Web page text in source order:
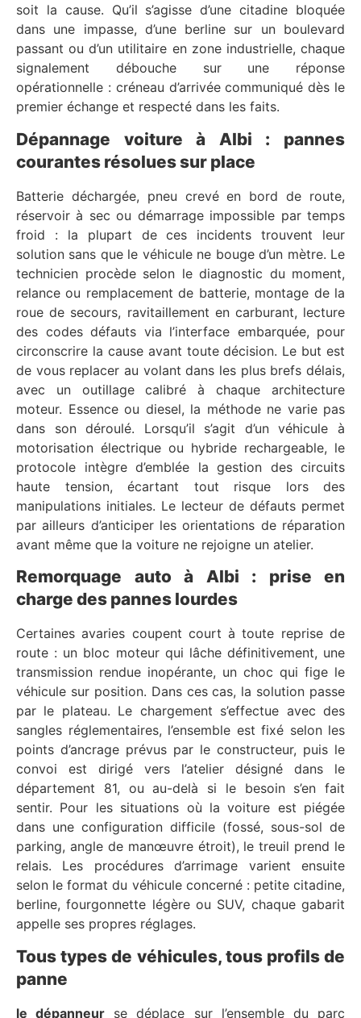
soit la cause. Qu’il s’agisse d’une citadine bloquée
dans une impasse, d’une berline sur un boulevard
passant ou d’un utilitaire en zone industrielle, chaque
signalement débouche sur une réponse
opérationnelle : créneau d’arrivée communiqué dès le
premier échange et respecté dans les faits.
Dépannage voiture à Albi : pannes
courantes résolues sur place
Batterie déchargée, pneu crevé en bord de route,
réservoir à sec ou démarrage impossible par temps
froid : la plupart de ces incidents trouvent leur
solution sans que le véhicule ne bouge d’un mètre. Le
technicien procède selon le diagnostic du moment,
relance ou remplacement de batterie, montage de la
roue de secours, ravitaillement en carburant, lecture
des codes défauts via l’interface embarquée, pour
circonscrire la cause avant toute décision. Le but est
de vous replacer au volant dans les plus brefs délais,
avec un outillage calibré à chaque architecture
moteur. Essence ou diesel, la méthode ne varie pas
dans son déroulé. Lorsqu’il s’agit d’un véhicule à
motorisation électrique ou hybride rechargeable, le
protocole intègre d’emblée la gestion des circuits
haute tension, écartant tout risque lors des
manipulations initiales. Le lecteur de défauts permet
par ailleurs d’anticiper les orientations de réparation
avant même que la voiture ne rejoigne un atelier.
Remorquage auto à Albi : prise en
charge des pannes lourdes
Certaines avaries coupent court à toute reprise de
route : un bloc moteur qui lâche définitivement, une
transmission rendue inopérante, un choc qui fige le
véhicule sur position. Dans ces cas, la solution passe
par le plateau. Le chargement s’effectue avec des
sangles réglementaires, l’ensemble est fixé selon les
points d’ancrage prévus par le constructeur, puis le
convoi est dirigé vers l’atelier désigné dans le
département 81, ou au-delà si le besoin s’en fait
sentir. Pour les situations où la voiture est piégée
dans une configuration difficile (fossé, sous-sol de
parking, angle de manœuvre étroit), le treuil prend le
relais. Les procédures d’arrimage varient ensuite
selon le format du véhicule concerné : petite citadine,
berline, fourgonnette légère ou SUV, chaque gabarit
appelle ses propres réglages.
Tous types de véhicules, tous profils de
panne
le dépanneur se déplace sur l’ensemble du parc